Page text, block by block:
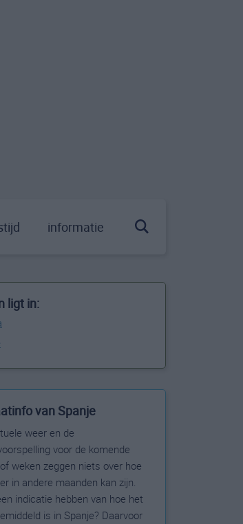
informatie
ligt in:
van Spanje
weer en de
voor de komende
weken zeggen niets over hoe
in andere maanden kan zijn.
indicatie hebben van hoe het
is in Spanje? Daarvoor